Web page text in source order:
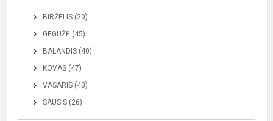
BIRŽELIS (20)
GEGUŽĖ (45)
BALANDIS (40)
KOVAS (47)
VASARIS (40)
SAUSIS (26)